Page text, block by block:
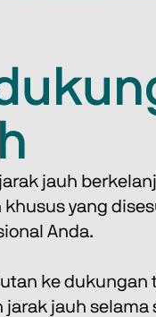
jauh
yang
Anda.
ke dukungan
jauh selama